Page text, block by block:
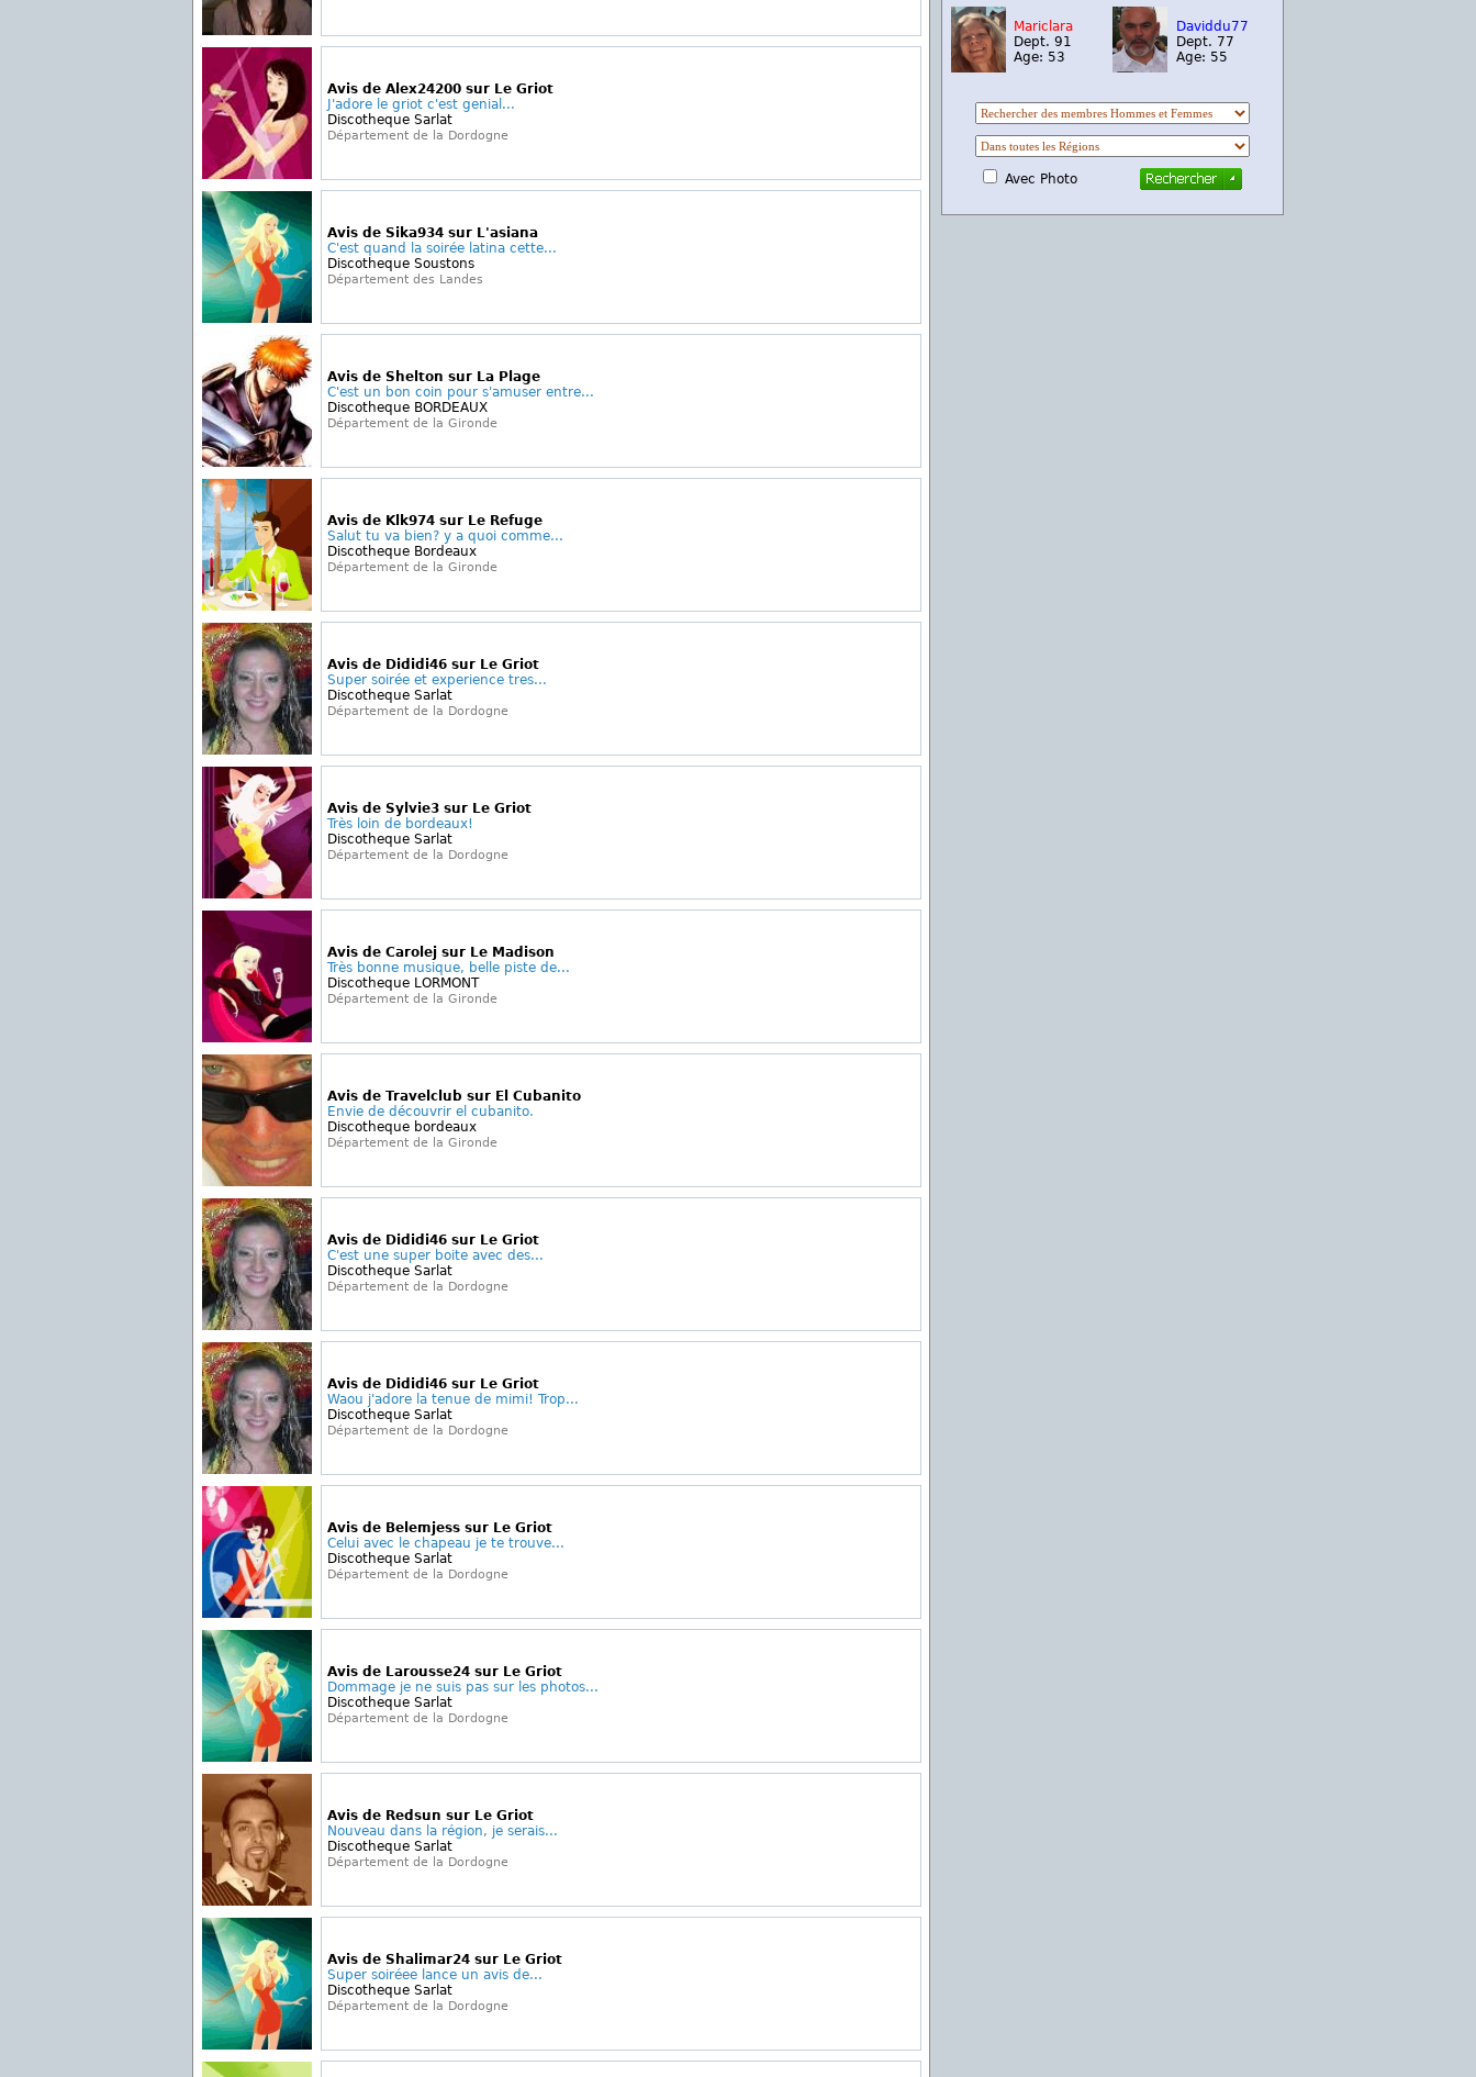
Avis de Alex24200 sur Le Griot
J'adore le griot c'est genial...
Discotheque Sarlat
Département de la Dordogne
Avis de Sika934 sur L'asiana
C'est quand la soirée latina cette...
Discotheque Soustons
Département des Landes
Avis de Shelton sur La Plage
C'est un bon coin pour s'amuser entre...
Discotheque BORDEAUX
Département de la Gironde
Avis de Klk974 sur Le Refuge
Salut tu va bien? y a quoi comme...
Discotheque Bordeaux
Département de la Gironde
Avis de Dididi46 sur Le Griot
Super soirée et experience tres...
Discotheque Sarlat
Département de la Dordogne
Avis de Sylvie3 sur Le Griot
Très loin de bordeaux!
Discotheque Sarlat
Département de la Dordogne
Avis de Carolej sur Le Madison
Très bonne musique, belle piste de...
Discotheque LORMONT
Département de la Gironde
Avis de Travelclub sur El Cubanito
Envie de découvrir el cubanito.
Discotheque bordeaux
Département de la Gironde
Avis de Dididi46 sur Le Griot
C'est une super boite avec des...
Discotheque Sarlat
Département de la Dordogne
Avis de Dididi46 sur Le Griot
Waou j'adore la tenue de mimi! Trop...
Discotheque Sarlat
Département de la Dordogne
Avis de Belemjess sur Le Griot
Celui avec le chapeau je te trouve...
Discotheque Sarlat
Département de la Dordogne
Avis de Larousse24 sur Le Griot
Dommage je ne suis pas sur les photos...
Discotheque Sarlat
Département de la Dordogne
Avis de Redsun sur Le Griot
Nouveau dans la région, je serais...
Discotheque Sarlat
Département de la Dordogne
Avis de Shalimar24 sur Le Griot
Super soiréee lance un avis de...
Discotheque Sarlat
Département de la Dordogne
Mariclara
Dept. 91
Age: 53
Daviddu77
Dept. 77
Age: 55
Avec Photo